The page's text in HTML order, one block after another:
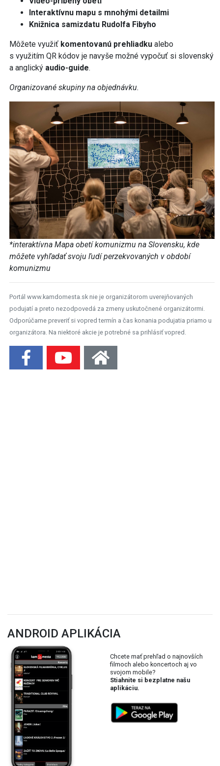
Interaktívnu mapu s mnohými detailmi
Knižnica samizdatu Rudolfa Fibyho
Môžete využiť komentovanú prehliadku alebo
s využitím QR kódov je navyše možné vypočuť si slovenský
a anglický audio-guide.
Organizované skupiny na objednávku.
*interaktívna Mapa obetí komunizmu na Slovensku, kde
môžete vyhľadať svoju ľudí perzekvovaných v období
komunizmu
Portál www.kamdomesta.sk nie je organizátorom uverejňovaných
podujatí a preto nezodpovedá za zmeny uskutočnené organizátormi.
Odporúčame preveriť si vopred termín a čas konania podujatia priamo u
organizátora. Na niektoré akcie je potrebné sa prihlásiť vopred.
ANDROID APLIKÁCIA
Chcete mať prehľad o najnovších
filmoch alebo koncertoch aj vo
svojom mobile?
Stiahnite si bezplatne našu
aplikáciu.